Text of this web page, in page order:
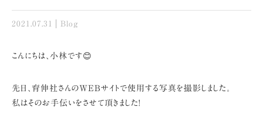
2021.07.31 Blog
こんにちは、小林です😊
先日、育伸社さんのWEBサイトで使用する写真を撮影しました。
私はそのお手伝いをさせて頂きました!